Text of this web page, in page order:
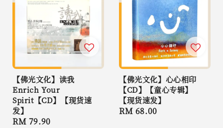
【佛光文化】读我
Enrich Your
Spirit【CD】【现货速
发】
Regular
RM 79.90
【佛光文化】心心相印
【CD】【童心专辑】
【现货速发】
Regular
RM 68.00